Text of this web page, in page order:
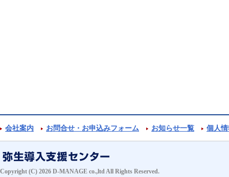
会社案内 お問合せ・お申込みフォーム お知らせ一覧 個人
Copyright (C) 2026 D-MANAGE co.,ltd All Rights Reserved.